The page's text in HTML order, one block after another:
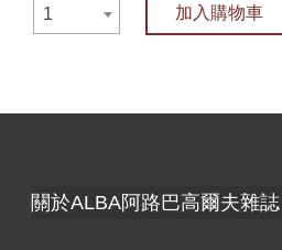
1 加入購物車
關於ALBA阿路巴高爾夫雜誌